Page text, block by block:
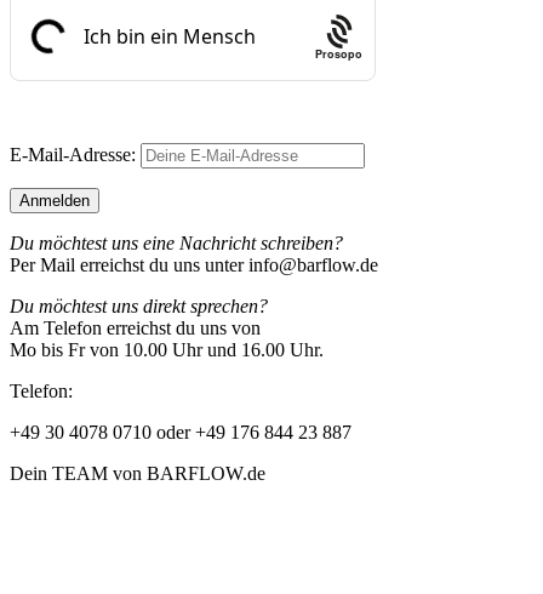
Prosopo
E-Mail-Adresse:
Du möchtest uns eine Nachricht schreiben?
Per Mail erreichst du uns unter info@barflow.de
Du möchtest uns direkt sprechen?
Am Telefon erreichst du uns von
Mo bis Fr von 10.00 Uhr und 16.00 Uhr.
Telefon:
+49 30 4078 0710 oder +49 176 844 23 887
Dein TEAM von BARFLOW.de